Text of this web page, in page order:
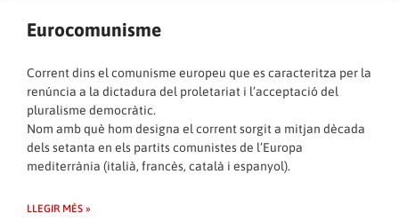
Eurocomunisme
Corrent dins el comunisme europeu que es caracteritza per la
renúncia a la dictadura del proletariat i l’acceptació del
pluralisme democràtic.
Nom amb què hom designa el corrent sorgit a mitjan dècada
dels setanta en els partits comunistes de l’Europa
mediterrània (italià, francès, català i espanyol).
LLEGIR MÉS »